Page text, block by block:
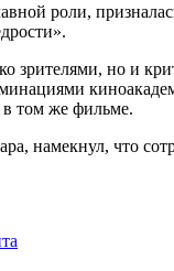
роли,
но и
в том же фильме.
намекнул, что